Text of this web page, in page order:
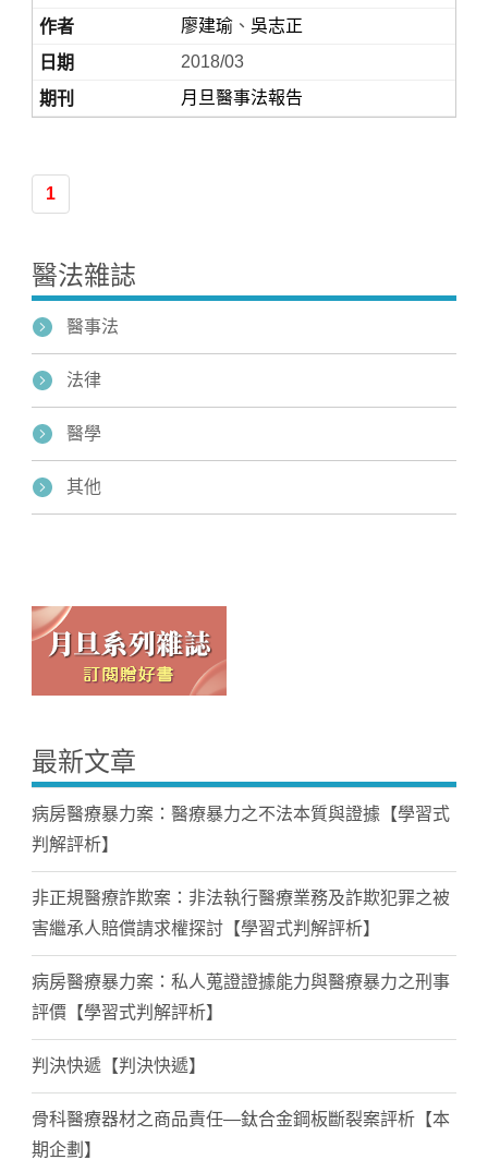
廖建瑜、 吳志正
2018/03
月旦醫事法報告
1
醫法雜誌
醫事法
法律
醫學
其他
最新文章
病房醫療暴力案：醫療暴力之不法本質與證據【學習式
判解評析】
非正規醫療詐欺案：非法執行醫療業務及詐欺犯罪之被
害繼承人賠償請求權探討【學習式判解評析】
病房醫療暴力案：私人蒐證證據能力與醫療暴力之刑事
評價【學習式判解評析】
判決快遞【判決快遞】
骨科醫療器材之商品責任—鈦合金鋼板斷裂案評析【本
期企劃】